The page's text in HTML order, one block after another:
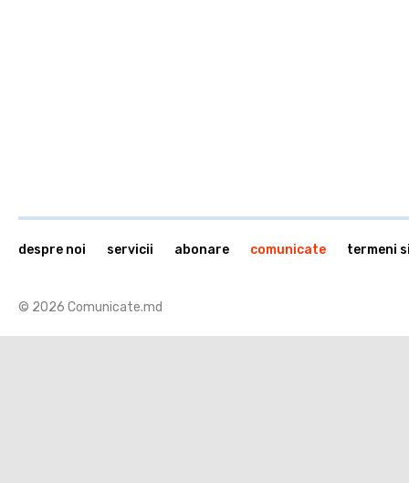
© 2026 Comunicate.md
despre noi servicii abonare comunicate termeni